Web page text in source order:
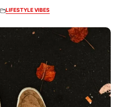
LIFESTYLE VIBES